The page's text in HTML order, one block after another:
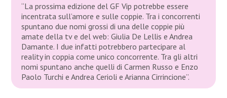
“La prossima edizione del GF Vip potrebbe essere
incentrata sull’amore e sulle coppie. Tra i concorrenti
spuntano due nomi grossi di una delle coppie più
amate della tv e del web: Giulia De Lellis e Andrea
Damante. I due infatti potrebbero partecipare al
reality in coppia come unico concorrente. Tra gli altri
nomi spuntano anche quelli di Carmen Russo e Enzo
Paolo Turchi e Andrea Cerioli e Arianna Cirrincione”.